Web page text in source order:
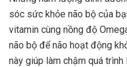
sóc sức khỏe não bộ của
vitamin cùng nồng độ
não bộ để não hoạt động
này giúp làm chậm quá